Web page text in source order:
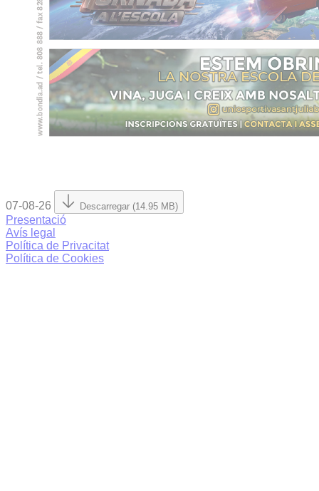
07-08-26 Descarregar (14.95 MB)
Presentació
Avís legal
Política de Privacitat
Política de Cookies